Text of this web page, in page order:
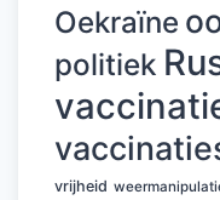
Oekraïne
politiek
vrijheid